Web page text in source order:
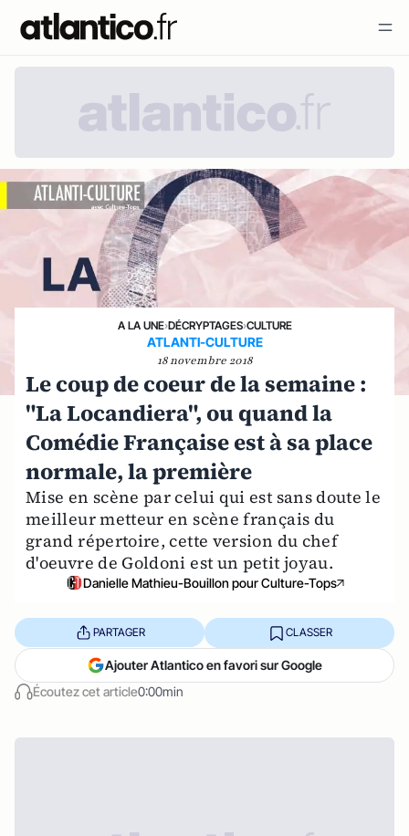
A LA UNE›DÉCRYPTAGES›CULTURE
ATLANTI-CULTURE
18 novembre 2018
Le coup de coeur de la semaine :
"La Locandiera", ou quand la
Comédie Française est à sa place
normale, la première
Mise en scène par celui qui est sans doute le
meilleur metteur en scène français du
grand répertoire, cette version du chef
d'oeuvre de Goldoni est un petit joyau.
Danielle Mathieu-Bouillon pour Culture-Tops
Écoutez cet article0:00min
PARTAGER CLASSER
Ajouter Atlantico en favori sur Google